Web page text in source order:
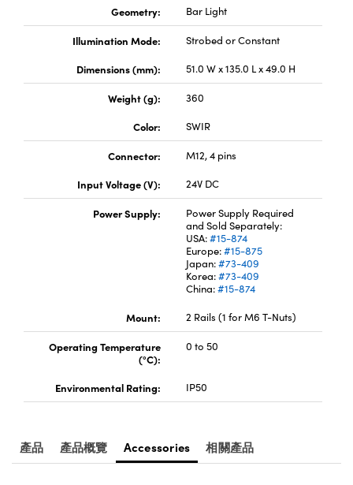
Components | SCHOTT 光
Geometry:
Bar Light
Illumination Mode:
Strobed or Constant
Dimensions (mm):
51.0 W x 135.0 L x 49.0 H
Weight (g):
360
Color:
SWIR
Connector:
M12, 4 pins
Input Voltage (V):
24V DC
Power Supply:
Power Supply Required
and Sold Separately:
USA:#15-874
Europe:#15-875
Japan:#73-409
Korea:#73-409
China:#15-874
Mount:
2 Rails (1 for M6 T-Nuts)
Operating Temperature
(°C):
0 to 50
Environmental Rating: IP50
產品 產品概覽 Accessories 相關產品